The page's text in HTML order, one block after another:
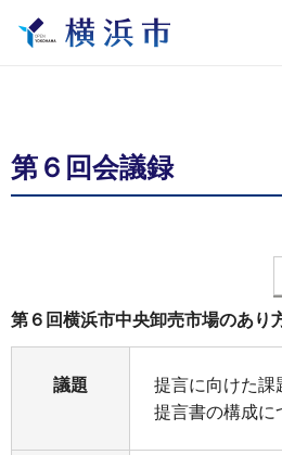
第６回会議録
第６回横浜市中央卸売市場のあり
議題
提言に向けた課
提言書の構成に